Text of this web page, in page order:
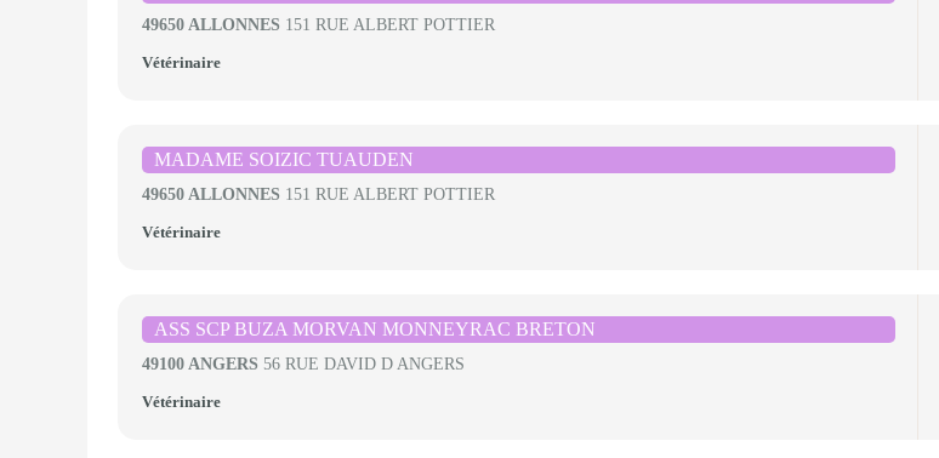
49650 ALLONNES 151 RUE ALBERT POTTIER
Vétérinaire
MADAME SOIZIC TUAUDEN
49650 ALLONNES 151 RUE ALBERT POTTIER
Vétérinaire
ASS SCP BUZA MORVAN MONNEYRAC BRETON
49100 ANGERS 56 RUE DAVID D ANGERS
Vétérinaire